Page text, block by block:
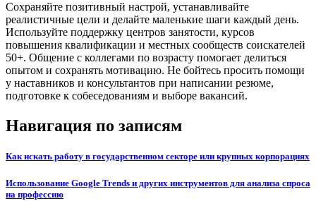
Сохраняйте позитивный настрой, устанавливайте
реалистичные цели и делайте маленькие шаги каждый день.
Используйте поддержку центров занятости, курсов
повышения квалификации и местных сообществ соискателей
50+. Общение с коллегами по возрасту помогает делиться
опытом и сохранять мотивацию. Не бойтесь просить помощи
у наставников и консультантов при написании резюме,
подготовке к собеседованиям и выборе вакансий.
Навигация по записям
Как искать работу в государственном секторе или крупных корпорациях
Использование Google Trends и других инструментов для анализа спроса
на профессию